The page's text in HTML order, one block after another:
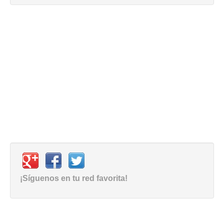
¡Síguenos en tu red favorita!